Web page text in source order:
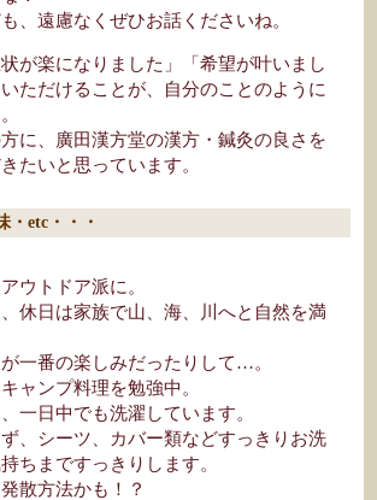
、遠慮なくぜひお話くださいね。
状が楽になりました」「希望が叶いまし
ただけることが、自分のことのように
に、廣田漢方堂の漢方・鍼灸の良さを
たいと思っています。
・etc・・・
ウトドア派に。
休日は家族で山、海、川へと自然を満
一番の楽しみだったりして…。
ャンプ料理を勉強中。
一日中でも洗濯しています。
、シーツ、カバー類などすっきりお洗
ちまですっきりします。
散方法かも！？